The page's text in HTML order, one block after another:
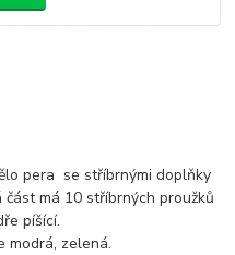
pera se stříbrnými doplňky
má 10 stříbrných proužků
píšící.
modrá, zelená.